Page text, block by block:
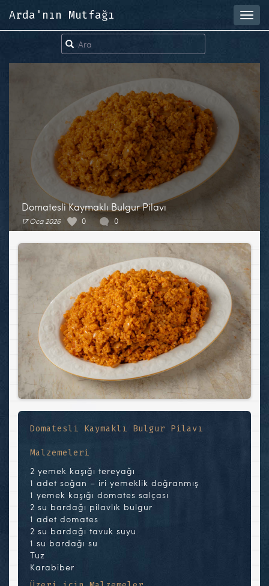
Arda'nın Mutfağı
Domatesli Kaymaklı Bulgur Pilavı
17 Oca 2026 0 0
Domatesli Kaymaklı Bulgur Pilavı
Malzemeleri
2 yemek kaşığı tereyağı
1 adet soğan – iri yemeklik doğranmış
1 yemek kaşığı domates salçası
2 su bardağı pilavlık bulgur
1 adet domates
2 su bardağı tavuk suyu
1 su bardağı su
Tuz
Karabiber